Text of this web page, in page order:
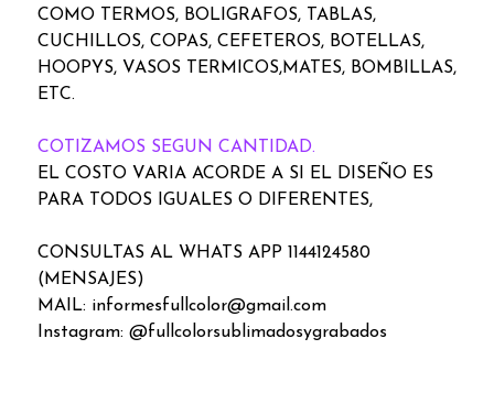
COMO TERMOS, BOLIGRAFOS, TABLAS,
CUCHILLOS, COPAS, CEFETEROS, BOTELLAS,
HOOPYS, VASOS TERMICOS,MATES, BOMBILLAS,
ETC.
COTIZAMOS SEGUN CANTIDAD.
EL COSTO VARIA ACORDE A SI EL DISEÑO ES
PARA TODOS IGUALES O DIFERENTES,
CONSULTAS AL WHATS APP 1144124580
(MENSAJES)
MAIL: informesfullcolor@gmail.com
Instagram: @fullcolorsublimadosygrabados